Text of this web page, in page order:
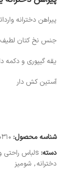
پیراهن دخترانه
جنس نخ کتان لطیف
یقه گیپوری و دکمه
آستین کش دار
شناسه محصول:
دسته: sلباس راحتی و خواب سرهمی
دخترانه, شومیز